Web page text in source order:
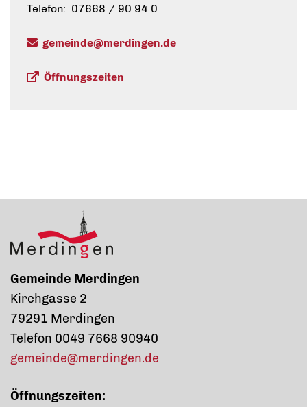
Telefon: 07668 / 90 94 0
gemeinde@merdingen.de
Öffnungszeiten
Gemeinde Merdingen
Kirchgasse 2
79291 Merdingen
Telefon 0049 7668 90940
gemeinde@merdingen.de
Öffnungszeiten: